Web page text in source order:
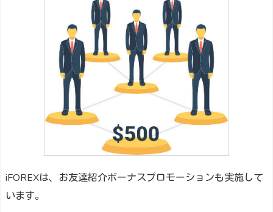
iFOREXは、お友達紹介ボーナスプロモーションも実施して
います。